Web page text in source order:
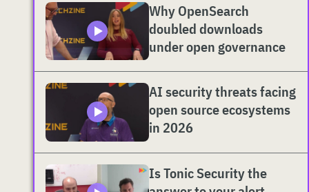
Why OpenSearch
doubled downloads
under open governance
AI security threats facing
open source ecosystems
in 2026
Is Tonic Security the